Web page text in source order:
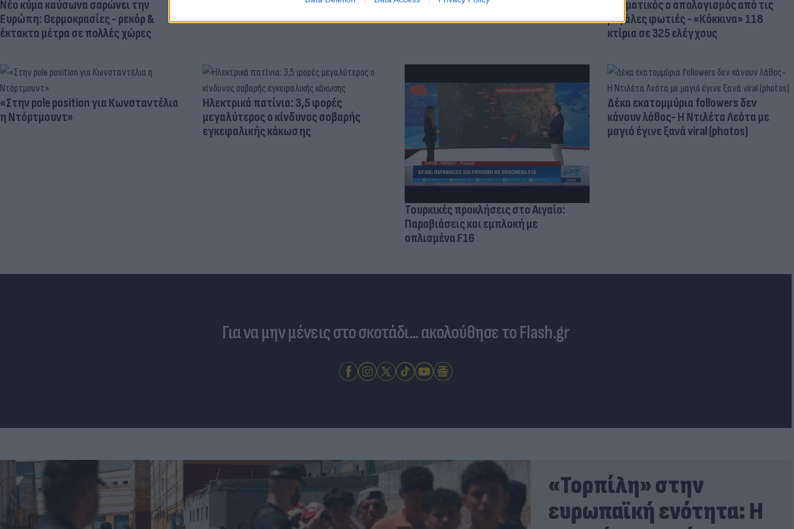
Νέο κύμα καύσωνα σαρώνει την
Ευρώπη: Θερμοκρασίες - ρεκόρ &
έκτακτα μέτρα σε πολλές χώρες
Δραματικός ο απολογισμός από τις
μεγάλες φωτιές - «Κόκκινα» 118
κτίρια σε 325 ελέγχους
«Στην pole position για Κωνσταντέλια
η Ντόρτμουντ»
Ηλεκτρικά πατίνια: 3,5 φορές
μεγαλύτερος ο κίνδυνος σοβαρής
εγκεφαλικής κάκωσης
Τουρκικές προκλήσεις στο Αιγαίο:
Παραβιάσεις και εμπλοκή με
οπλισμένα F16
Δέκα εκατομμύρια followers δεν
κάνουν λάθος- Η Ντιλέτα Λεότα με
μαγιό έγινε ξανά viral (photos)
Για να μην μένεις στο σκοτάδι... ακολούθησε το Flash.gr
«Τορπίλη» στην
ευρωπαϊκή ενότητα: Η